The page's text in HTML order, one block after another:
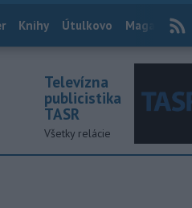
Knihy Útulkovo Magazín
Televízna
publicistika
TASR
Všetky relácie